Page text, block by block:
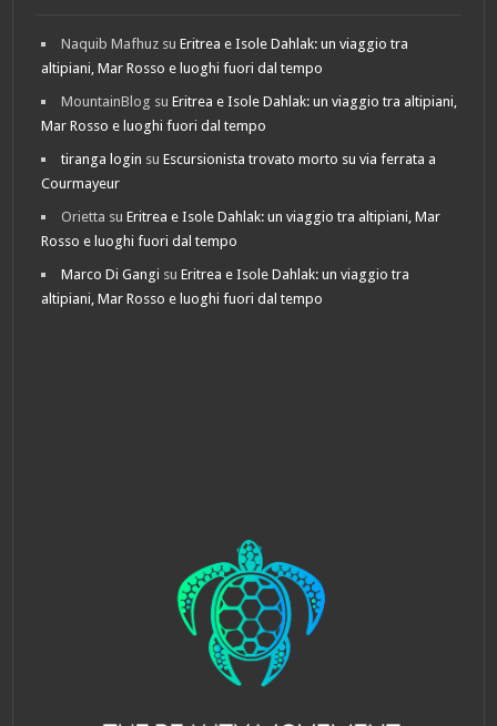
Naquib Mafhuz suEritrea e Isole Dahlak: un viaggio tra
altipiani, Mar Rosso e luoghi fuori dal tempo
MountainBlog suEritrea e Isole Dahlak: un viaggio tra altipiani,
Mar Rosso e luoghi fuori dal tempo
tiranga login suEscursionista trovato morto su via ferrata a
Courmayeur
Orietta suEritrea e Isole Dahlak: un viaggio tra altipiani, Mar
Rosso e luoghi fuori dal tempo
Marco Di Gangi suEritrea e Isole Dahlak: un viaggio tra
altipiani, Mar Rosso e luoghi fuori dal tempo